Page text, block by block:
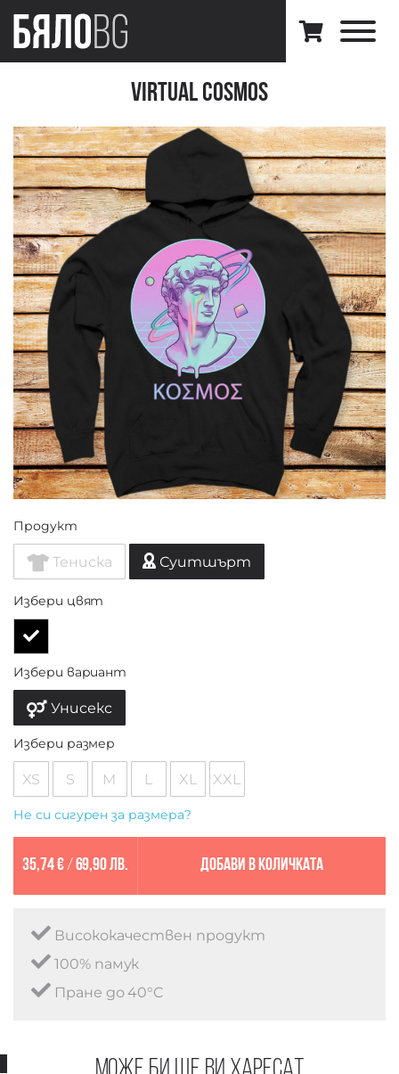
Virtual Cosmos
Продукт
Тениска Суитшърт
Избери цвят
Избери вариант
Унисекс
Избери размер
XS S M L XL XXL
Не си сигурен за размера?
35,74 €/ 69,90 лв. Добави в количката
Висококачествен продукт
100% памук
Пране до 40°C